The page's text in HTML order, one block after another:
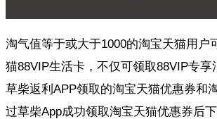
淘气值等于或大于1000的淘宝天猫用户
猫88VIP生活卡，不仅可领取88VIP专享
草柴返利APP领取的淘宝天猫优惠券和
过草柴App成功领取淘宝天猫优惠券后